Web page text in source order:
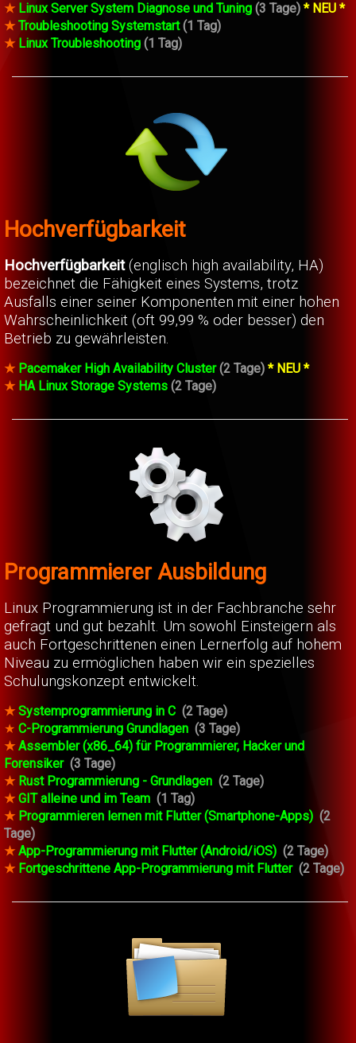
★ Linux Server System Diagnose und Tuning (3 Tage) * NEU *
★ Troubleshooting Systemstart (1 Tag)
★ Linux Troubleshooting (1 Tag)
Hochverfügbarkeit
Hochverfügbarkeit(englisch high availability, HA)
bezeichnet die Fähigkeit eines Systems, trotz
Ausfalls einer seiner Komponenten mit einer hohen
Wahrscheinlichkeit (oft 99,99 % oder besser) den
Betrieb zu gewährleisten.
★ Pacemaker High Availability Cluster(2 Tage) * NEU *
★ HA Linux Storage Systems (2 Tage)
Programmierer Ausbildung
Linux Programmierung ist in der Fachbranche sehr
gefragt und gut bezahlt. Um sowohl Einsteigern als
auch Fortgeschrittenen einen Lernerfolg auf hohem
Niveau zu ermöglichen haben wir ein spezielles
Schulungskonzept entwickelt.
★ Systemprogrammierung in C (2 Tage)
★ C-Programmierung Grundlagen (3 Tage)
★ Assembler (x86_64) für Programmierer, Hacker und
Forensiker (3 Tage)
★ Rust Programmierung - Grundlagen (2 Tage)
★ GIT alleine und im Team (1 Tag)
★ Programmieren lernen mit Flutter (Smartphone-Apps) (2
Tage)
★ App-Programmierung mit Flutter (Android/iOS) (2 Tage)
★ Fortgeschrittene App-Programmierung mit Flutter(2 Tage)